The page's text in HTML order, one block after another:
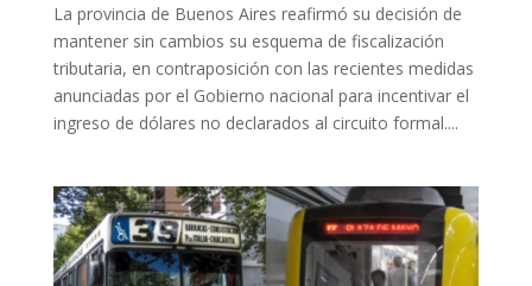
La provincia de Buenos Aires reafirmó su decisión de
mantener sin cambios su esquema de fiscalización
tributaria, en contraposición con las recientes medidas
anunciadas por el Gobierno nacional para incentivar el
ingreso de dólares no declarados al circuito formal....